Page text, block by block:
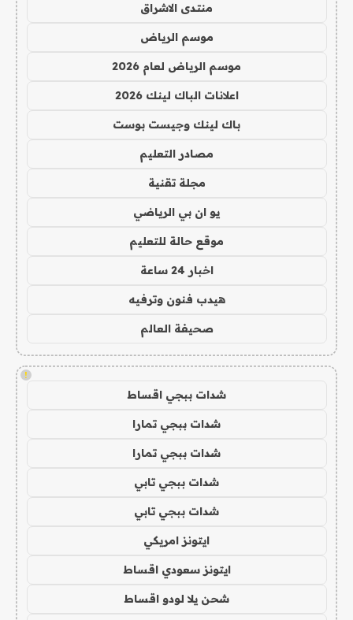
منتدى الاشراق
موسم الرياض
موسم الرياض لعام 2026
اعلانات الباك لينك 2026
باك لينك وجيست بوست
مصادر التعليم
مجلة تقنية
يو ان بي الرياضي
موقع حالة للتعليم
اخبار 24 ساعة
هيدب فنون وترفيه
صحيفة العالم
!
شدات ببجي اقساط
شدات ببجي تمارا
شدات ببجي تمارا
شدات ببجي تابي
شدات ببجي تابي
ايتونز امريكي
ايتونز سعودي اقساط
شحن يلا لودو اقساط